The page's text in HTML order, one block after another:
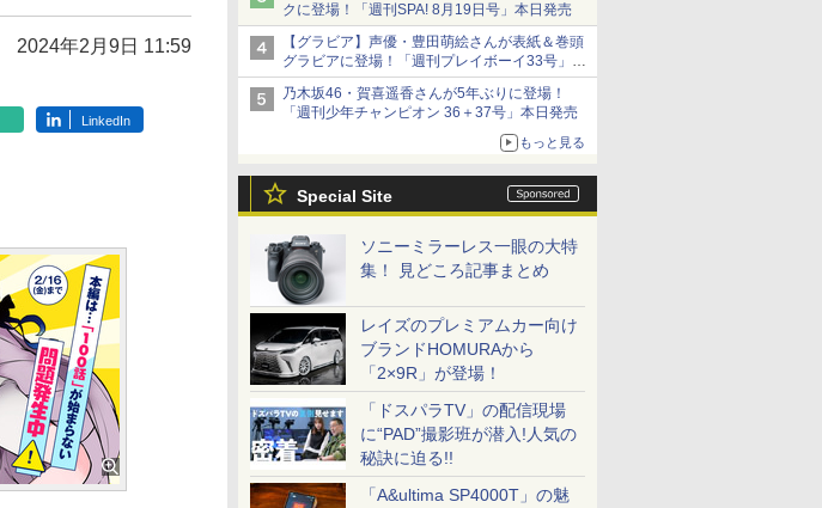
クに登場！「週刊SPA! 8月19日号」本日発売
【グラビア】声優・豊田萌絵さんが表紙＆巻頭
グラビアに登場！「週刊プレイボーイ33号」本
日発売
乃木坂46・賀喜遥香さんが5年ぶりに登場！
「週刊少年チャンピオン 36＋37号」本日発売
もっと見る
Special Site
ソニーミラーレス一眼の大特
集！ 見どころ記事まとめ
レイズのプレミアムカー向け
ブランドHOMURAから
「2×9R」が登場！
「ドスパラTV」の配信現場
に“PAD”撮影班が潜入!人気の
秘訣に迫る!!
「A&ultima SP4000T」の魅
2024年2月9日 11:59
LinkedIn